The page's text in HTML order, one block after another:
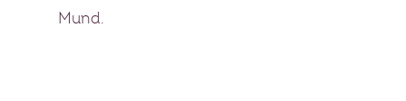
Mund.